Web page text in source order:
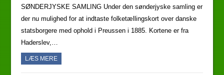
SØNDERJYSKE SAMLING Under den sønderjyske samling er
der nu mulighed for at indtaste folketællingskort over danske
statsborgere med ophold i Preussen i 1885. Kortene er fra
Haderslev,…
LÆS MERE